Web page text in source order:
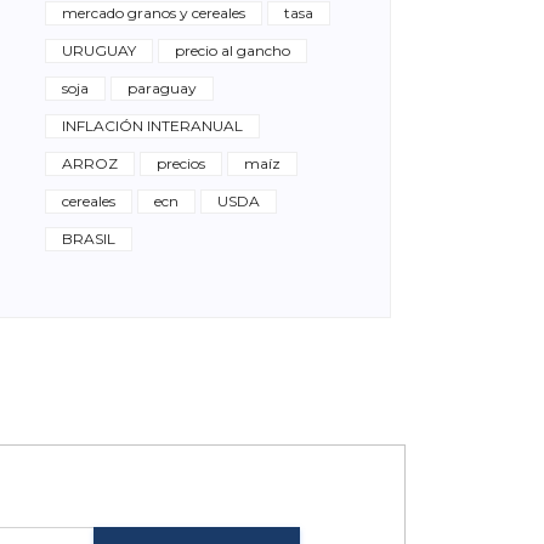
mercado granos y cereales tasa
URUGUAY precio al gancho
soja paraguay
INFLACIÓN INTERANUAL
ARROZ precios maíz
cereales ecn USDA
BRASIL